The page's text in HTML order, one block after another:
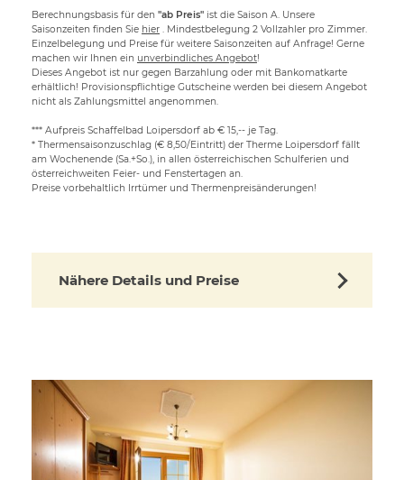
Berechnungsbasis für den "ab Preis" ist die Saison A. Unsere
Saisonzeiten finden Sie hier . Mindestbelegung 2 Vollzahler pro Zimmer.
Einzelbelegung und Preise für weitere Saisonzeiten auf Anfrage! Gerne
machen wir Ihnen ein unverbindliches Angebot!
Dieses Angebot ist nur gegen Barzahlung oder mit Bankomatkarte
erhältlich! Provisionspflichtige Gutscheine werden bei diesem Angebot
nicht als Zahlungsmittel angenommen.
*** Aufpreis Schaffelbad Loipersdorf ab € 15,-- je Tag.
* Thermensaisonzuschlag (€ 8,50/Eintritt) der Therme Loipersdorf fällt
am Wochenende (Sa.+So.), in allen österreichischen Schulferien und
österreichweiten Feier- und Fenstertagen an.
Preise vorbehaltlich Irrtümer und Thermenpreisänderungen!
Nähere Details und Preise